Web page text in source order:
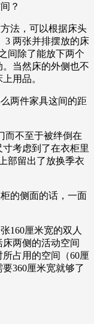
？
法，可以根据床头
3 两张并排摆放的床
间除了能放下两个
当然床的外侧也不
用品。
两件家具这间的距
而不至于被绊倒在
寸考虑到了在衣柜里
部留出了放换季衣
的侧面的话，一面
160厘米宽的双人
两侧的活动空间
占用的空间（60厘
360厘米宽就够了